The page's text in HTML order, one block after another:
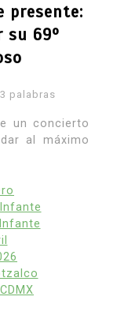
presente:
su 69º
palabras
un concierto
al máximo